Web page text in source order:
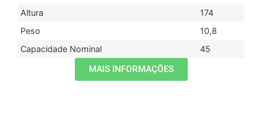
Altura
174
Peso
10,8
Capacidade Nominal
45
MAIS INFORMAÇÕES